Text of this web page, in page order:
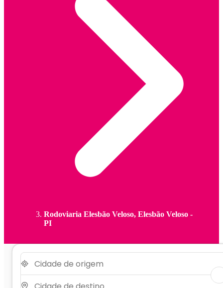
Rodoviaria Elesbão Veloso, Elesbão Veloso -
PI